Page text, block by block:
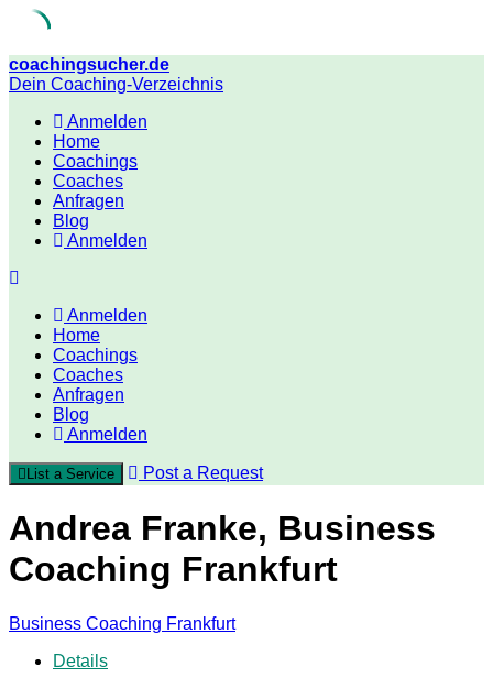
Skip
to
coachingsucher.de
Dein Coaching-Verzeichnis
Anmelden
Home
Coachings
Coaches
Anfragen
Blog
Anmelden
Anmelden
Home
Coachings
Coaches
Anfragen
Blog
Anmelden
List a Service Post a Request
Andrea Franke, Business
Coaching Frankfurt
Business Coaching Frankfurt
Details